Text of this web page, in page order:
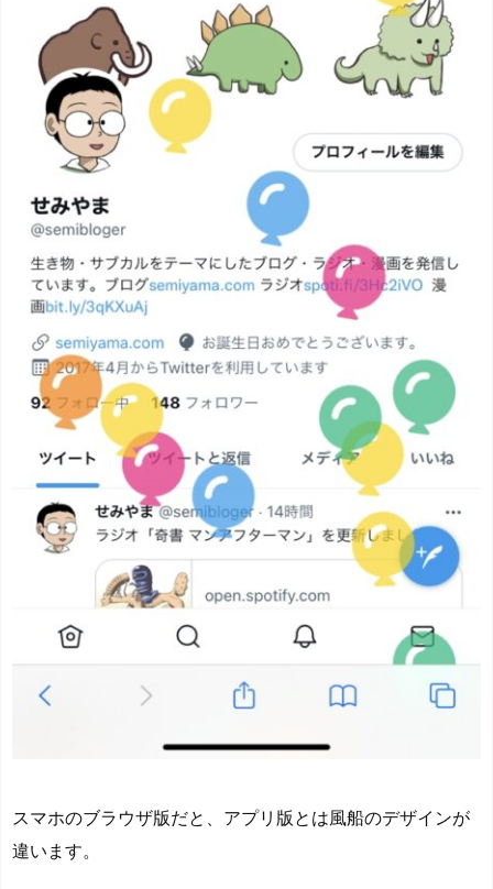
スマホのブラウザ版だと、アプリ版とは風船のデザインが
違います。